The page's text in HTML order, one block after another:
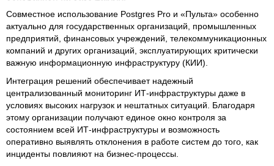
Совместное использование Postgres Pro и «Пульта» особенно
актуально для государственных организаций, промышленных
предприятий, финансовых учреждений, телекоммуникационных
компаний и других организаций, эксплуатирующих критически
важную информационную инфраструктуру (КИИ).
Интеграция решений обеспечивает надежный
централизованный мониторинг ИТ-инфраструктуры даже в
условиях высоких нагрузок и нештатных ситуаций. Благодаря
этому организации получают единое окно контроля за
состоянием всей ИТ-инфраструктуры и возможность
оперативно выявлять отклонения в работе систем до того, как
инциденты повлияют на бизнес-процессы.